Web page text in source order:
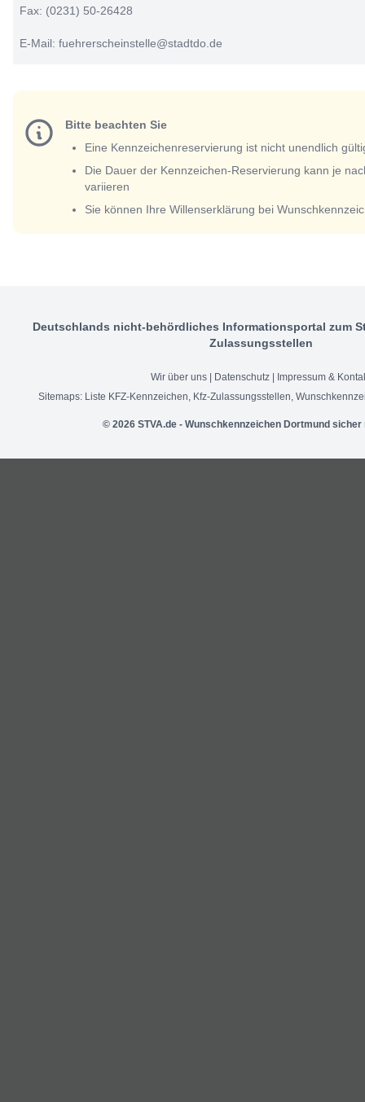
Fax: (0231) 50-26428
E-Mail: fuehrerscheinstelle@stadtdo.de
Bitte beachten Sie
Eine Kennzeichenreservierung ist nicht unendlich
Die Dauer der Kennzeichen-Reservierung kann je
variieren
Sie können Ihre Willenserklärung bei
Deutschlands nicht-behördliches Informationsportal zum
Zulassungsstellen
Wir über uns Datenschutz
Impressum &
Sitemaps: Liste KFZ-Kennzeichen, Kfz-Zulassungsstellen,
© 2026 STVA.de - Wunschkennzeichen Dortmund